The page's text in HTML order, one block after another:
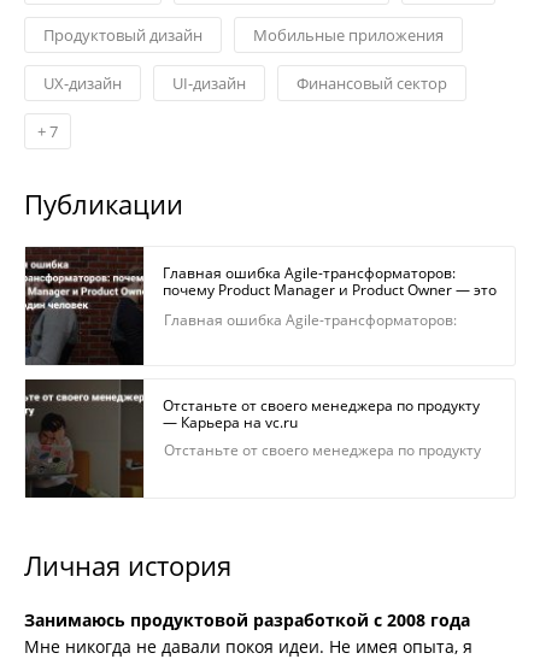
Продуктовый дизайн Мобильные приложения
UX-дизайн UI-дизайн Финансовый сектор
+7
Публикации
Главная ошибка Agile-трансформаторов:
почему Product Manager и Product Owner — это
Главная ошибка Agile-трансформаторов:
Отстаньте от своего менеджера по продукту
— Карьера на vc.ru
Отстаньте от своего менеджера по продукту
Личная история
Занимаюсь продуктовой разработкой с 2008 года
Мне никогда не давали покоя идеи. Не имея опыта, я